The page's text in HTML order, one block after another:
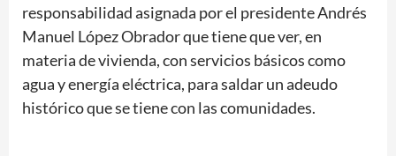
responsabilidad asignada por el presidente Andrés
Manuel López Obrador que tiene que ver, en
materia de vivienda, con servicios básicos como
agua y energía eléctrica, para saldar un adeudo
histórico que se tiene con las comunidades.